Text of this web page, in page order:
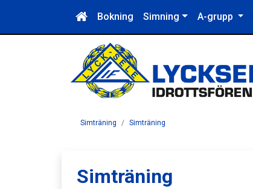
Bokning Simning A-grupp
Simträning Simträning
Simträning